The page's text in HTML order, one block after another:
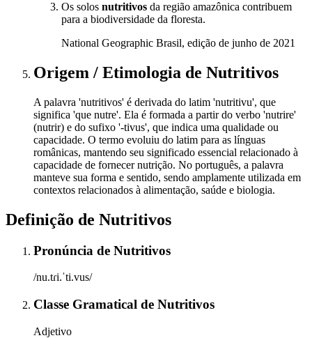
Os solos nutritivos da região amazônica contribuem
para a biodiversidade da floresta.
National Geographic Brasil, edição de junho de 2021
Origem / Etimologia de Nutritivos
A palavra 'nutritivos' é derivada do latim 'nutritivu', que
significa 'que nutre'. Ela é formada a partir do verbo 'nutrire'
(nutrir) e do sufixo '-tivus', que indica uma qualidade ou
capacidade. O termo evoluiu do latim para as línguas
românicas, mantendo seu significado essencial relacionado à
capacidade de fornecer nutrição. No português, a palavra
manteve sua forma e sentido, sendo amplamente utilizada em
contextos relacionados à alimentação, saúde e biologia.
Definição de Nutritivos
Pronúncia de Nutritivos
/nu.tɾi.ˈti.vus/
Classe Gramatical de Nutritivos
Adjetivo